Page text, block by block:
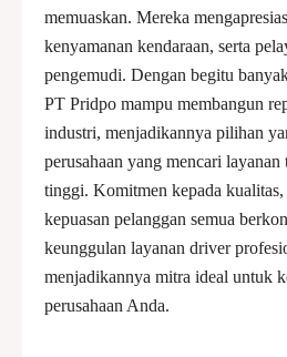
memuaskan. Mereka
kenyamanan kendaraan, serta
pengemudi. Dengan begitu
PT Pridpo mampu membangun
industri, menjadikannya pilihan
perusahaan yang mencari
tinggi. Komitmen kepada
kepuasan pelanggan semua
keunggulan layanan driver
menjadikannya mitra ideal untuk
perusahaan Anda.